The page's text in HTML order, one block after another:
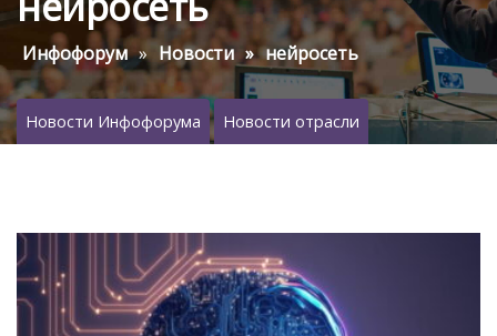
Инфофорум Новости нейросеть
Новости Инфофорума Новости отрасли